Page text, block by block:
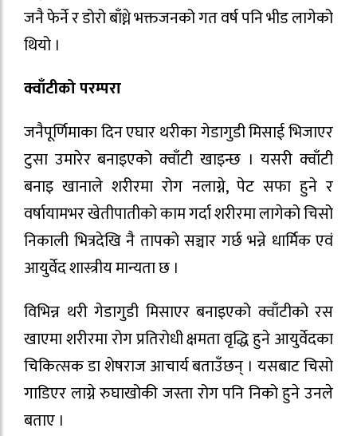
जनै फेर्ने र डोरो बाँध्ने भक्तजनको गत वर्ष पनि भीड लागेको
थियो ।
क्वाँटीको परम्परा
जनैपूर्णिमाका दिन एघार थरीका गेडागुडी मिसाई भिजाएर
टुसा उमारेर बनाइएको क्वाँटी खाइन्छ । यसरी क्वाँटी
बनाइ खानाले शरीरमा रोग नलाग्ने, पेट सफा हुने र
वर्षायामभर खेतीपातीको काम गर्दा शरीरमा लागेको चिसो
निकाली भित्रदेखि नै तापको सञ्चार गर्छ भन्ने धार्मिक एवं
आयुर्वेद शास्त्रीय मान्यता छ ।
विभिन्न थरी गेडागुडी मिसाएर बनाइएको क्वाँटीको रस
खाएमा शरीरमा रोग प्रतिरोधी क्षमता वृद्धि हुने आयुर्वेदका
चिकित्सक डा शेषराज आचार्य बताउँछन् । यसबाट चिसो
गाडिएर लाग्ने रुघाखोकी जस्ता रोग पनि निको हुने उनले
बताए ।